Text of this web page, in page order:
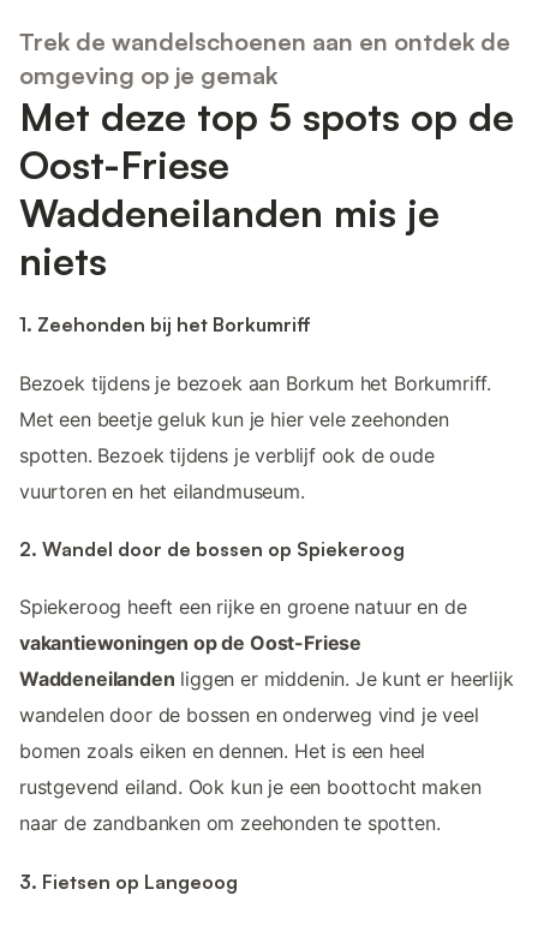
Trek de wandelschoenen aan en ontdek de
omgeving op je gemak
Met deze top 5 spots op de
Oost-Friese
Waddeneilanden mis je
niets
1. Zeehonden bij het Borkumriff
Bezoek tijdens je bezoek aan Borkum het Borkumriff.
Met een beetje geluk kun je hier vele zeehonden
spotten. Bezoek tijdens je verblijf ook de oude
vuurtoren en het eilandmuseum.
2. Wandel door de bossen op Spiekeroog
Spiekeroog heeft een rijke en groene natuur en de
vakantiewoningen op de Oost-Friese
Waddeneilanden liggen er middenin. Je kunt er heerlijk
wandelen door de bossen en onderweg vind je veel
bomen zoals eiken en dennen. Het is een heel
rustgevend eiland. Ook kun je een boottocht maken
naar de zandbanken om zeehonden te spotten.
3. Fietsen op Langeoog